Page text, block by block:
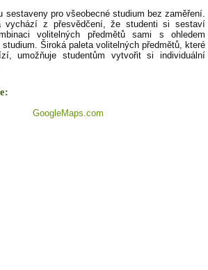
sestaveny pro všeobecné studium bez zaměření.
vychází z přesvědčení, že studenti si sestaví
volitelných předmětů sami s ohledem
Široká paleta volitelných předmětů, které
umožňuje studentům vytvořit si individuální
GoogleMaps.com